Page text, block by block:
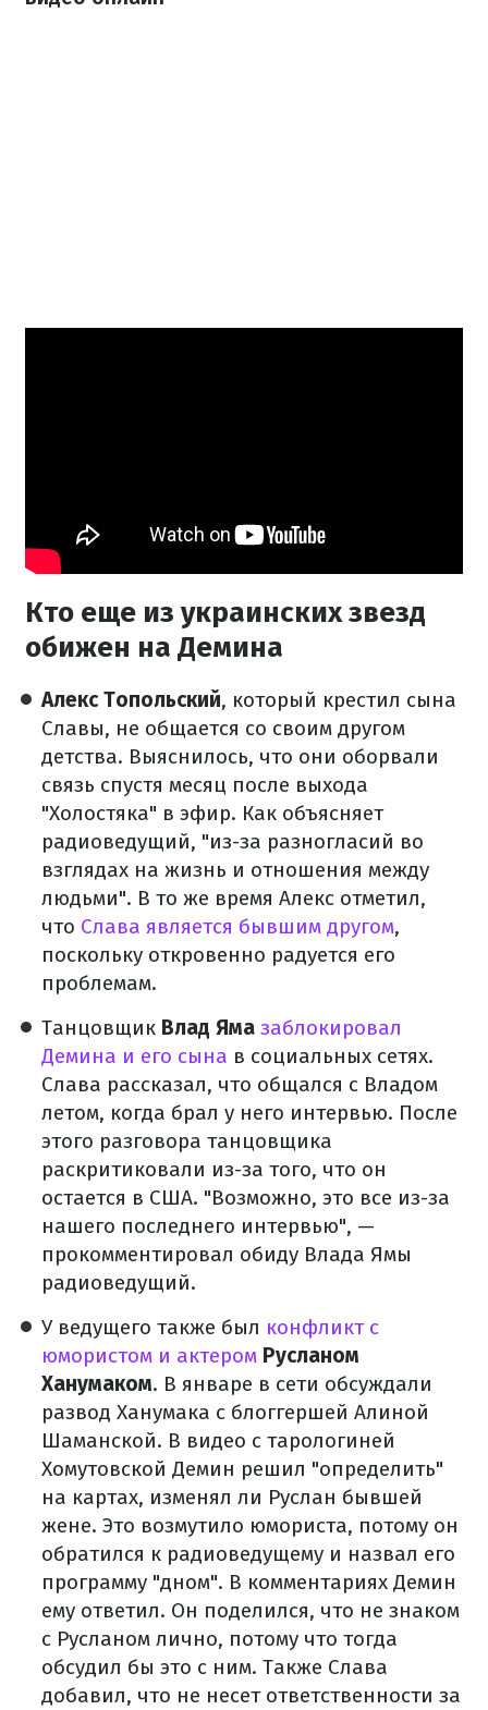
Кто еще из украинских звезд
обижен на Демина
Алекс Топольский, который крестил сына
Славы, не общается со своим другом
детства. Выяснилось, что они оборвали
связь спустя месяц после выхода
"Холостяка" в эфир. Как объясняет
радиоведущий, "из-за разногласий во
взглядах на жизнь и отношения между
людьми". В то же время Алекс отметил,
что Слава является бывшим другом,
поскольку откровенно радуется его
проблемам.
Танцовщик Влад Яма заблокировал
Демина и его сына в социальных сетях.
Слава рассказал, что общался с Владом
летом, когда брал у него интервью. После
этого разговора танцовщика
раскритиковали из-за того, что он
остается в США. "Возможно, это все из-за
нашего последнего интервью", —
прокомментировал обиду Влада Ямы
радиоведущий.
У ведущего также был конфликт с
юмористом и актером Русланом
Ханумаком. В январе в сети обсуждали
развод Ханумака с блоггершей Алиной
Шаманской. В видео с тарологиней
Хомутовской Демин решил "определить"
на картах, изменял ли Руслан бывшей
жене. Это возмутило юмориста, потому он
обратился к радиоведущему и назвал его
программу "дном". В комментариях Демин
ему ответил. Он поделился, что не знаком
с Русланом лично, потому что тогда
обсудил бы это с ним. Также Слава
добавил, что не несет ответственности за